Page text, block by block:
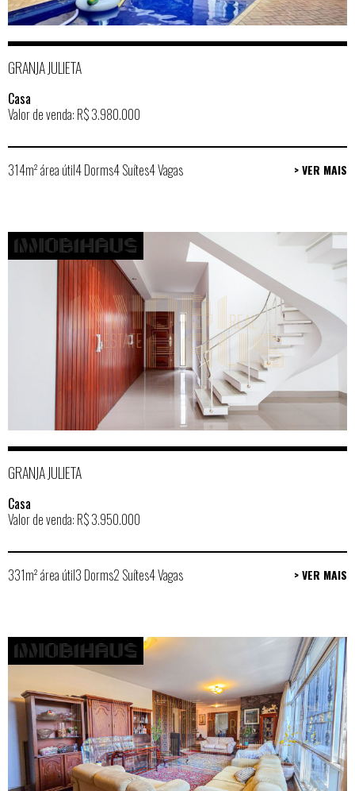
GRANJA JULIETA
Casa
Valor de venda: R$ 3.980.000
314m² área útil4 Dorms4 Suítes4 Vagas > VER MAIS
GRANJA JULIETA
Casa
Valor de venda: R$ 3.950.000
331m² área útil3 Dorms2 Suítes4 Vagas > VER MAIS